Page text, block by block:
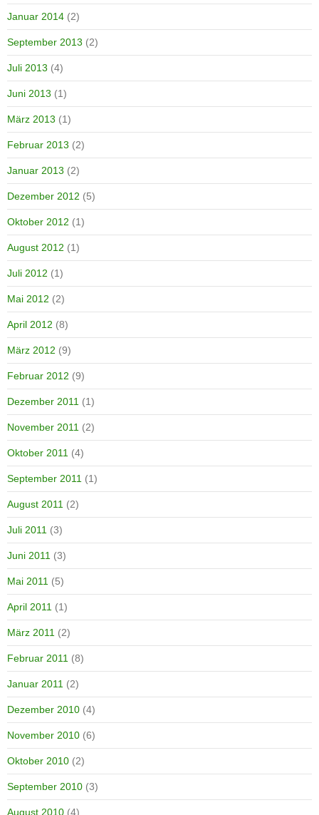
Januar 2014 (2)
September 2013 (2)
Juli 2013 (4)
Juni 2013 (1)
März 2013 (1)
Februar 2013 (2)
Januar 2013 (2)
Dezember 2012 (5)
Oktober 2012 (1)
August 2012 (1)
Juli 2012 (1)
Mai 2012 (2)
April 2012 (8)
März 2012 (9)
Februar 2012 (9)
Dezember 2011 (1)
November 2011 (2)
Oktober 2011 (4)
September 2011 (1)
August 2011 (2)
Juli 2011 (3)
Juni 2011 (3)
Mai 2011 (5)
April 2011 (1)
März 2011 (2)
Februar 2011 (8)
Januar 2011 (2)
Dezember 2010 (4)
November 2010 (6)
Oktober 2010 (2)
September 2010 (3)
August 2010 (4)